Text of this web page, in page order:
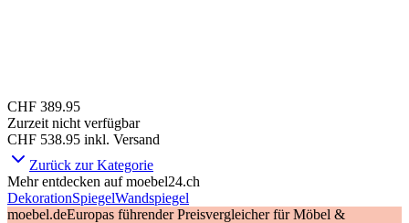
CHF 389.95
Zurzeit nicht verfügbar
CHF 538.95 inkl. Versand
Zurück zur Kategorie
Mehr entdecken auf moebel24.ch
DekorationSpiegelWandspiegel
moebel.deEuropas führender Preisvergleicher für Möbel &